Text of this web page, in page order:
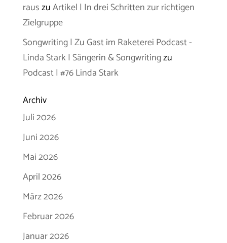
rauszuArtikel | In drei Schritten zur richtigen
Zielgruppe
Songwriting | Zu Gast im Raketerei Podcast -
Linda Stark | Sängerin & Songwritingzu
Podcast | #76 Linda Stark
Archiv
Juli 2026
Juni 2026
Mai 2026
April 2026
März 2026
Februar 2026
Januar 2026